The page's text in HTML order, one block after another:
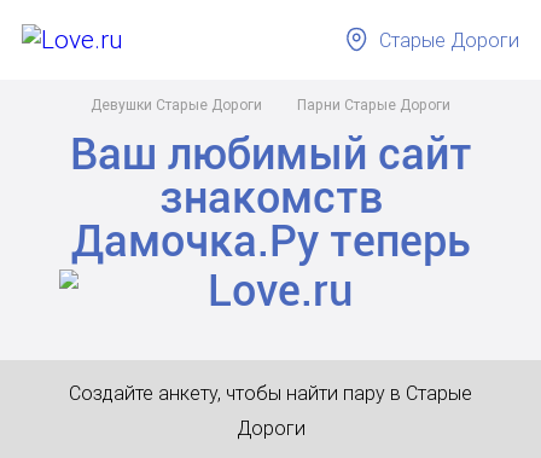
Девушки Старые Дороги Парни Старые Дороги
Старые Дороги
Ваш любимый сайт
знакомств
Дамочка.Рутеперь
Создайте анкету, чтобы найти пару в Старые
Дороги